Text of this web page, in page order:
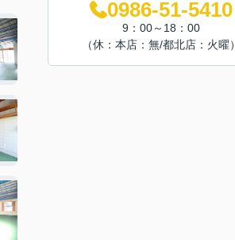
0986-51-5410
9：00～18：00
（休：本店：無/都北店：火曜）